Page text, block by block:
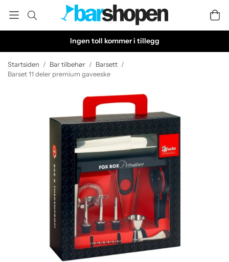
Ingen toll kommer i tillegg
Startsiden / Bar tilbehør / Barsett /
Barset 11 deler premium gaveeske